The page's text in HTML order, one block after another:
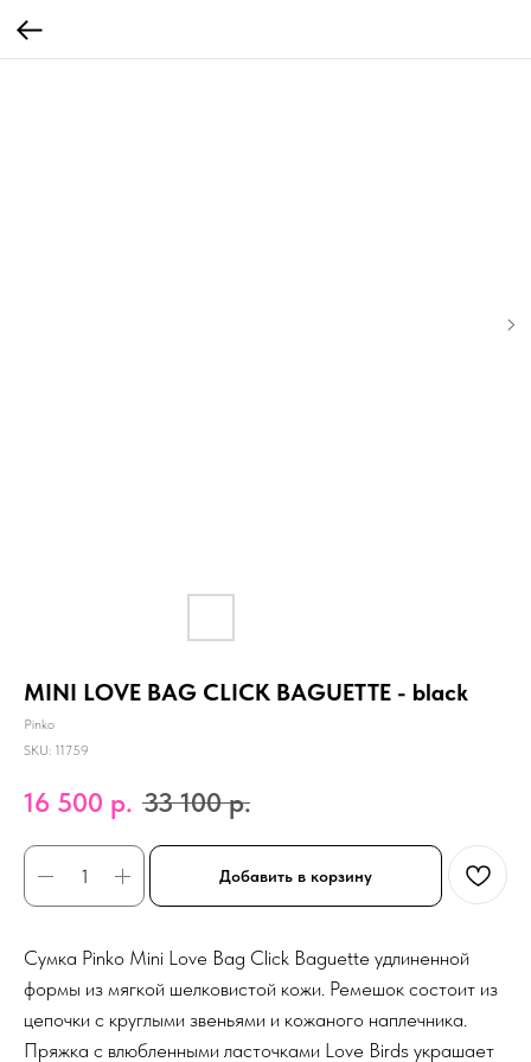
MINI LOVE BAG CLICK BAGUETTE - black
Pinko
SKU: 11759
16 500 р. 33 100 р.
Добавить в корзину
Сумка Pinko Mini Love Bag Click Baguette удлиненной
формы из мягкой шелковистой кожи. Ремешок состоит из
цепочки с круглыми звеньями и кожаного наплечника.
Пряжка с влюбленными ласточками Love Birds украшает